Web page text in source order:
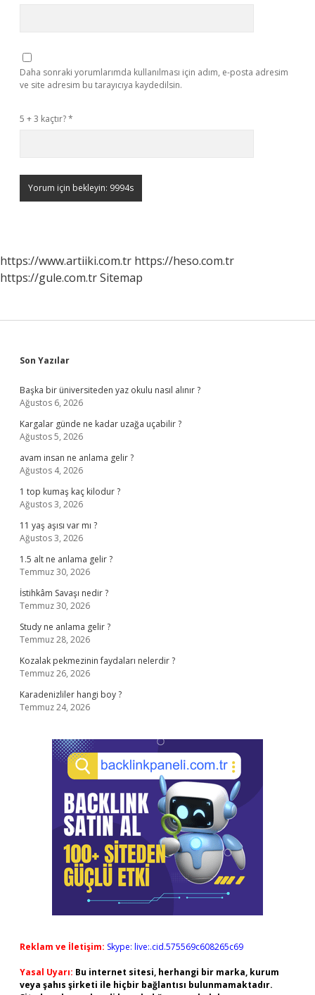
Daha sonraki yorumlarımda kullanılması için adım, e-posta adresim
ve site adresim bu tarayıcıya kaydedilsin.
5 + 3 kaçtır?*
https://www.artiiki.com.tr https://heso.com.tr
https://gule.com.trSitemap
Sidebar
Son Yazılar
Başka bir üniversiteden yaz okulu nasıl alınır ?
Ağustos 6, 2026
Kargalar günde ne kadar uzağa uçabilir ?
Ağustos 5, 2026
avam insan ne anlama gelir ?
Ağustos 4, 2026
1 top kumaş kaç kilodur ?
Ağustos 3, 2026
11 yaş aşısı var mı ?
Ağustos 3, 2026
1.5 alt ne anlama gelir ?
Temmuz 30, 2026
İstihkâm Savaşı nedir ?
Temmuz 30, 2026
Study ne anlama gelir ?
Temmuz 28, 2026
Kozalak pekmezinin faydaları nelerdir ?
Temmuz 26, 2026
Karadenizliler hangi boy ?
Temmuz 24, 2026
Reklam ve İletişim: Skype: live:.cid.575569c608265c69
Yasal Uyarı: Bu internet sitesi, herhangi bir marka, kurum
veya şahıs şirketi ile hiçbir bağlantısı bulunmamaktadır.